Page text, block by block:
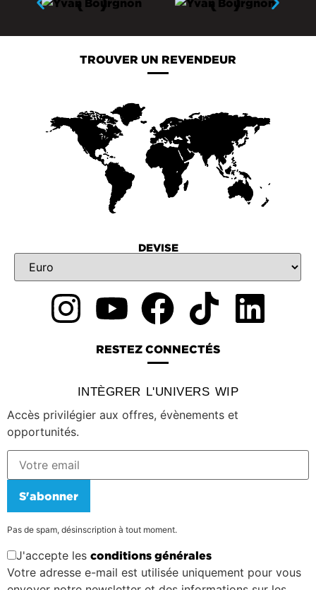
TROUVER UN REVENDEUR
DEVISE
RESTEZ CONNECTÉS
INTÈGRER L'UNIVERS WIP
Accès privilégier aux offres, évènements et
opportunités.
S'abonner
Pas de spam, désinscription à tout moment.
J'accepte les conditions générales
Votre adresse e-mail est utilisée uniquement pour vous